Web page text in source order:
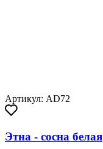
Артикул: AD72
Этна - сосна белая